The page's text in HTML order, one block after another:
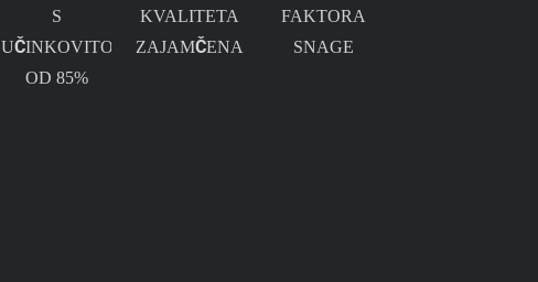
S
UČINKOVITOŠĆU
OD 85%
KVALITETA
ZAJAMČENA
FAKTORA
SNAGE